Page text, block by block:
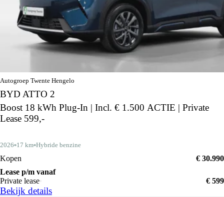
Autogroep Twente Hengelo
BYD ATTO 2
Boost 18 kWh Plug-In | Incl. € 1.500 ACTIE | Private
Lease 599,-
2026 17 km Hybride benzine
Kopen
€ 30.990
Lease p/m vanaf
Private lease
€ 599
Bekijk details